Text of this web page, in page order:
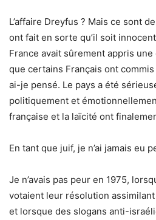
L’affaire Dreyfus ? Mais ce sont
ont fait en sorte qu’il soit
France avait sûrement appris
que certains Français ont commis
ai-je pensé. Le pays a été
politiquement et
française et la laïcité ont
En tant que juif, je n’ai jamais eu
Je n’avais pas peur en 1975,
votaient leur résolution
et lorsque des slogans anti-